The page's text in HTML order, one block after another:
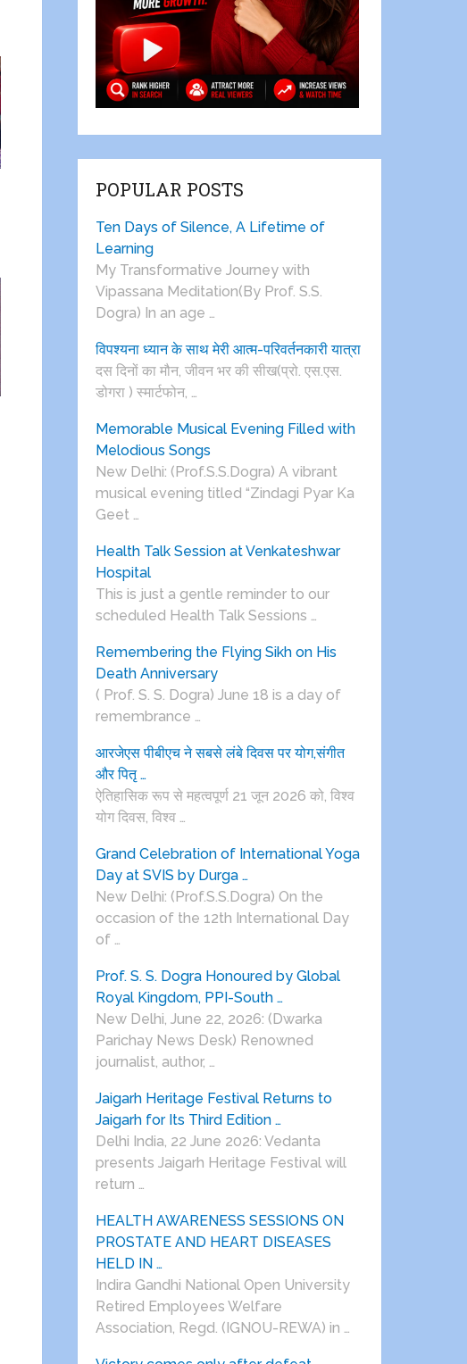
POPULAR POSTS
Ten Days of Silence, A Lifetime of
Learning
My Transformative Journey with
Vipassana Meditation(By Prof. S.S.
Dogra) In an age …
विपश्यना ध्यान के साथ मेरी आत्म-परिवर्तनकारी यात्रा
दस दिनों का मौन, जीवन भर की सीख(प्रो. एस.एस.
डोगरा ) स्मार्टफोन, …
Memorable Musical Evening Filled with
Melodious Songs
New Delhi: (Prof.S.S.Dogra) A vibrant
musical evening titled “Zindagi Pyar Ka
Geet …
Health Talk Session at Venkateshwar
Hospital
This is just a gentle reminder to our
scheduled Health Talk Sessions …
Remembering the Flying Sikh on His
Death Anniversary
( Prof. S. S. Dogra) June 18 is a day of
remembrance …
आरजेएस पीबीएच ने सबसे लंबे दिवस पर योग,संगीत
और पितृ …
ऐतिहासिक रूप से महत्वपूर्ण 21 जून 2026 को, विश्व
योग दिवस, विश्व …
Grand Celebration of International Yoga
Day at SVIS by Durga …
New Delhi: (Prof.S.S.Dogra) On the
occasion of the 12th International Day
of …
Prof. S. S. Dogra Honoured by Global
Royal Kingdom, PPI-South …
New Delhi, June 22, 2026: (Dwarka
Parichay News Desk) Renowned
journalist, author, …
Jaigarh Heritage Festival Returns to
Jaigarh for Its Third Edition …
Delhi India, 22 June 2026: Vedanta
presents Jaigarh Heritage Festival will
return …
HEALTH AWARENESS SESSIONS ON
PROSTATE AND HEART DISEASES
HELD IN …
Indira Gandhi National Open University
Retired Employees Welfare
Association, Regd. (IGNOU-REWA) in …